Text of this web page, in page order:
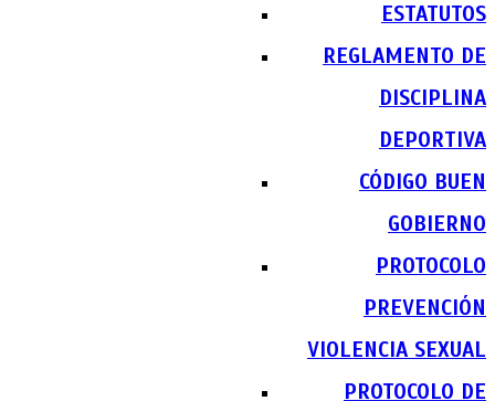
ESTATUTOS
REGLAMENTO DE
DISCIPLINA
DEPORTIVA
CÓDIGO BUEN
GOBIERNO
PROTOCOLO
PREVENCIÓN
VIOLENCIA SEXUAL
PROTOCOLO DE